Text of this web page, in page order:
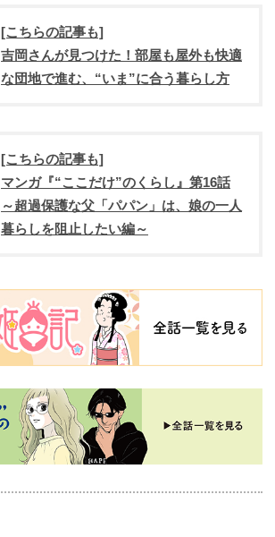
[こちらの記事も]
吉岡さんが見つけた！部屋も屋外も快適
な団地で進む、“いま”に合う暮らし方
[こちらの記事も]
マンガ『“ここだけ”のくらし』第16話
～超過保護な父「パパン」は、娘の一人
暮らしを阻止したい編～